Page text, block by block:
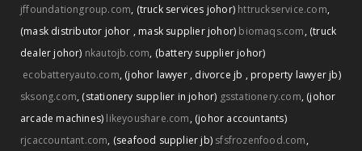
jffoundationgroup.com, (truck services johor) httruckservice.com,
(mask distributor johor , mask supplier johor) biomaqs.com, (truck
dealer johor) nkautojb.com, (battery supplier johor)
ecobatteryauto.com, (johor lawyer , divorce jb , property lawyer jb)
sksong.com, (stationery supplier in johor) gsstationery.com, (johor
arcade machines) likeyoushare.com, (johor accountants)
rjcaccountant.com, (seafood supplier jb) sfsfrozenfood.com,